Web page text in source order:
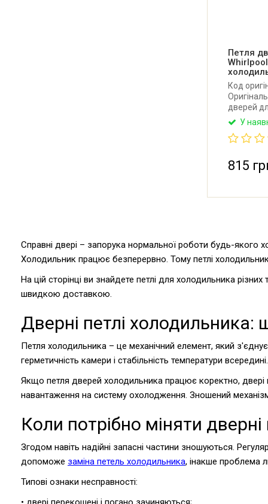
Петля
Код
дверей
У
815
Справні двері – запорука нормальної роботи будь-якого
Холодильник працює безперервно. Тому петлі
На цій сторінці ви знайдете петлі для холодильника
швидкою доставкою.
Дверні петлі холодильника:
Петля холодильника – це механічний елемент, який
герметичність камери і стабільність температури всередині.
Якщо петля дверей холодильника працює коректно,
навантаження на систему охолодження. Зношений
Коли потрібно міняти дверні
Згодом навіть надійні запасні частини зношуються.
допоможе заміна петель холодильника, інакше проблема
Типові ознаки несправності: